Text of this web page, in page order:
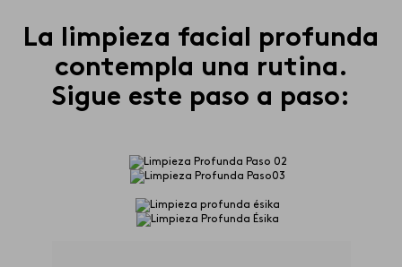
La limpieza facial profunda
contempla una rutina.
Sigue este paso a paso: